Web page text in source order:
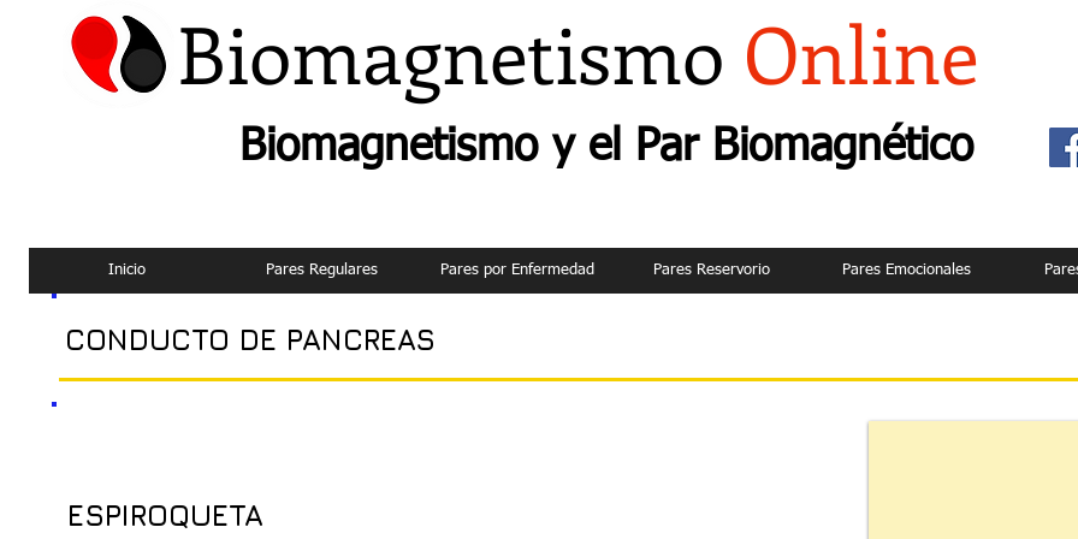
Biomagnetismo Online
Biomagnetismo y el Par Biomagnético
Inicio Pares Regulares Pares por Enfermedad Pares Reservorio Pares Emocionales
CONDUCTO DE PANCREAS
ESPIROQUETA